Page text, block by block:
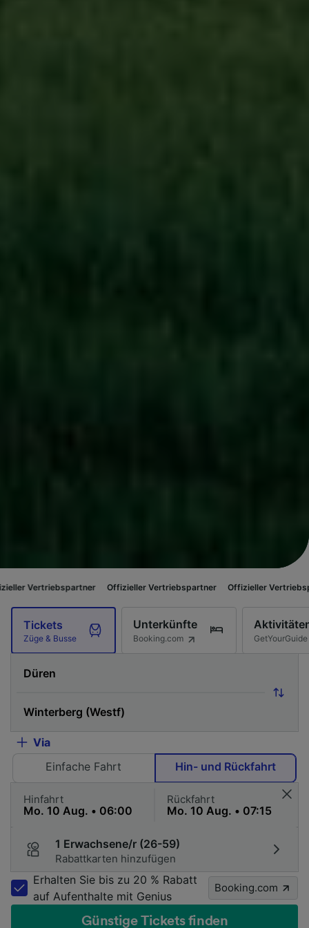
Offizieller Vertriebspartner Offizieller Vertriebspartner
Tickets
Züge & Busse
Unterkünfte
Booking.com GetYourGuide
Via
Einfache Fahrt
Hin- und Rückfahrt
Hinfahrt Rückfahrt
1 Erwachsene/r (26-59)
Rabattkarten hinzufügen
Erhalten Sie bis zu 20 % Rabatt
auf Aufenthalte mit Genius
Booking.com
Günstige Tickets finden